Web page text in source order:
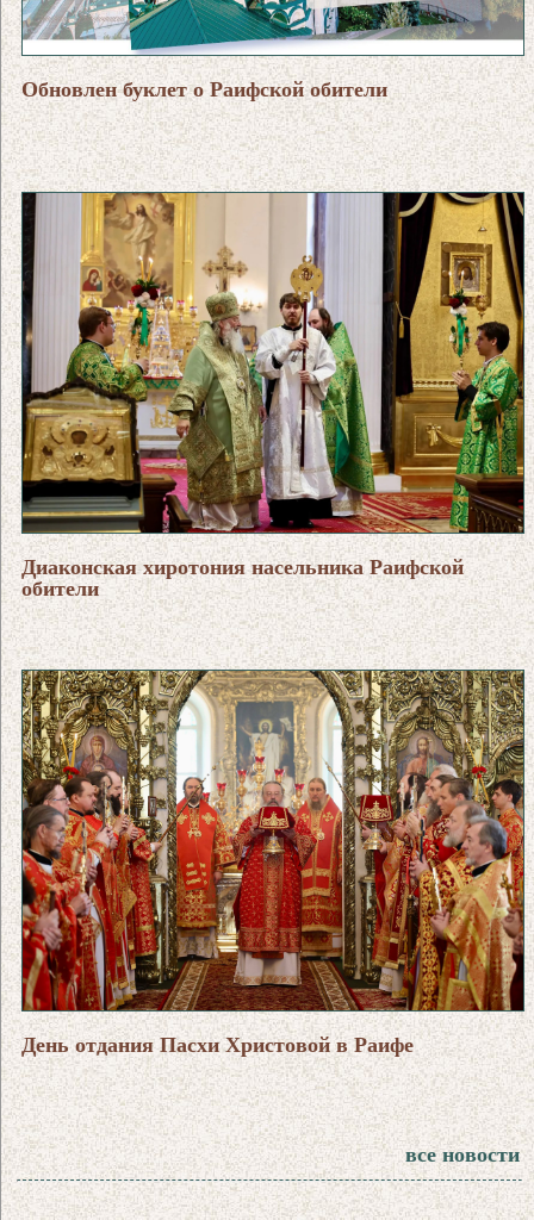
Обновлен буклет о Раифской обители
Диаконская хиротония насельника Раифской
обители
День отдания Пасхи Христовой в Раифе
все новости